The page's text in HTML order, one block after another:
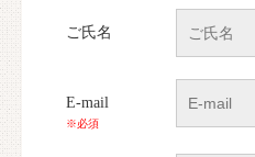
ご氏名
E-mail
※必須